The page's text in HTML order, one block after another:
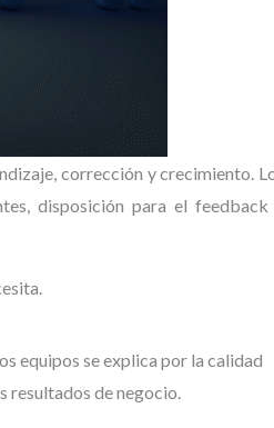
corrección y crecimiento.
disposición para el
equipos se explica por la calidad
resultados de negocio.